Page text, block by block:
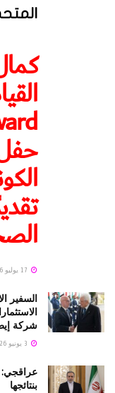
السفير
شركة
بنتائجها